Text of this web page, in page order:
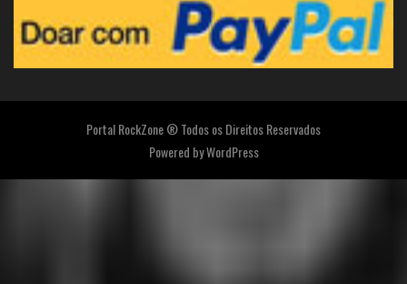
Portal RockZone ® Todos os Direitos Reservados
Powered byWordPress